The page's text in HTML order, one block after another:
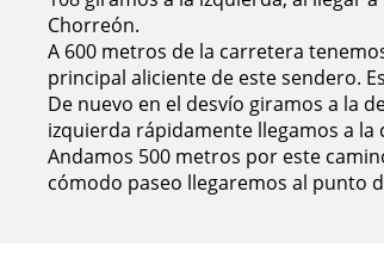
Chorreón.
A 600 metros de la carretera
principal aliciente de este sendero.
De nuevo en el desvío giramos a la
izquierda rápidamente llegamos a la
Andamos 500 metros por este
cómodo paseo llegaremos al punto